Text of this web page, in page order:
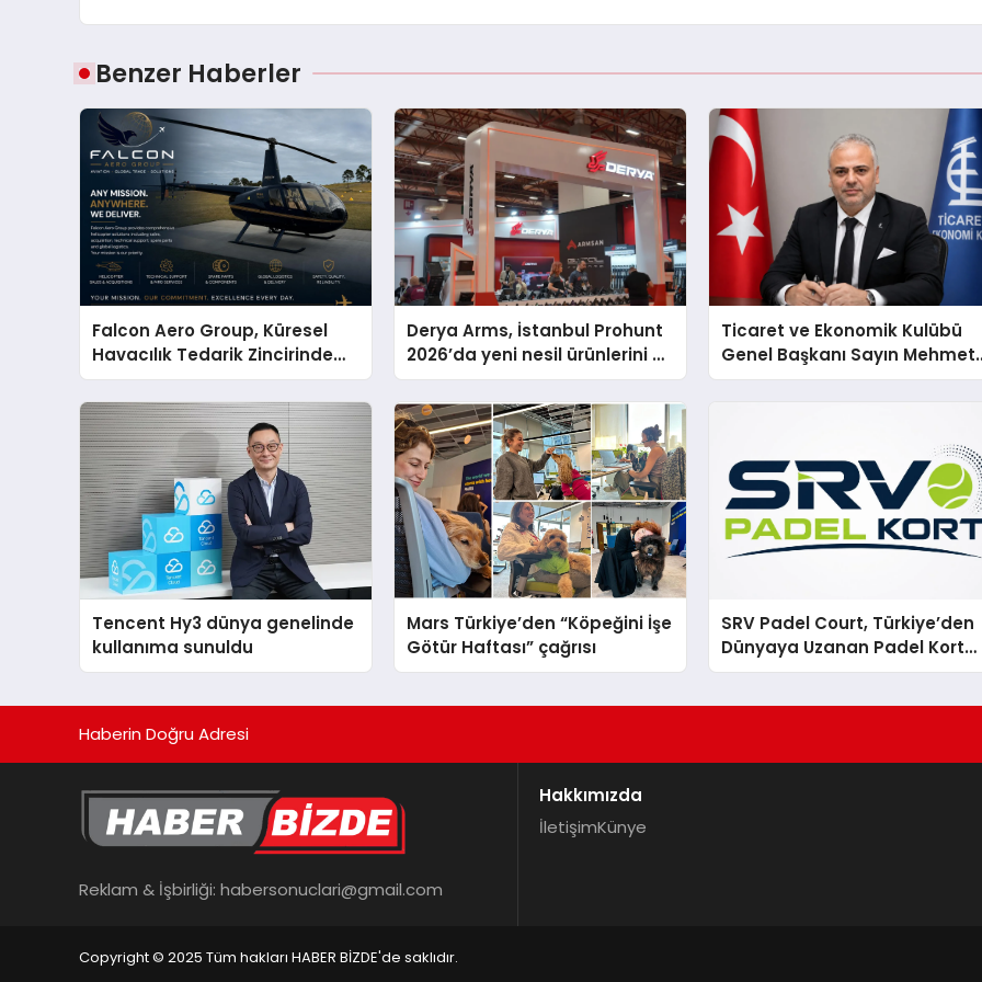
Benzer Haberler
Falcon Aero Group, Küresel
Havacılık Tedarik Zincirinde
Türkiye’den Dünyaya Açılıyor
Derya Arms, İstanbul Prohunt
2026’da yeni nesil ürünlerini ve
global marka vizyonunu
sergiledi
Ticaret ve Ekonomik Kulübü
Genel Başkanı Sayın Mehmet
Ulutaş, ekonomiye dair
Tencent Hy3 dünya genelinde
kullanıma sunuldu
Mars Türkiye’den “Köpeğini İşe
Götür Haftası” çağrısı
SRV Padel Court, Türkiye’den
Dünyaya Uzanan Padel Kort
Üretiminde Güvenin Adresi
Haberin Doğru Adresi
Reklam & İşbirliği: habersonuclari@gmail.com
Hakkımızda
İletişimKünye
Copyright © 2025 Tüm hakları HABER BİZDE'de saklıdır.